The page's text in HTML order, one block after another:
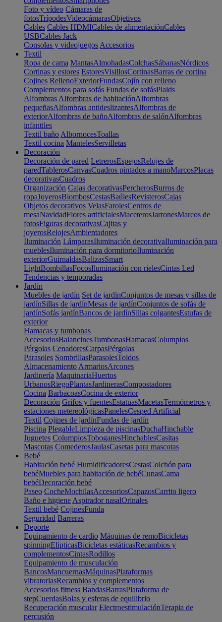
Foto y vídeo Cámaras de
fotosTrípodesVideocámarasObjetivos
Cables Cables HDMICables de alimentaciónCables
USBCables Jack
Consolas y videojuegos Accesorios
Textil
Ropa de cama MantasAlmohadasColchasSábanasNórdicos
Cortinas y estores EstoresVisillosCortinasBarras de cortina
Cojines RellenoExteriorFundasCojín con relleno
Complementos para sofás Fundas de sofásPlaids
Alfombras Alfombras de habitaciónAlfombras
pequeñasAlfombras antideslizantesAlfombras de
exteriorAlfombras de bañoAlfombras de salónAlfombras
infantiles
Textil baño AlbornocesToallas
Textil cocina MantelesServilletas
Decoración
Decoración de pared LetrerosEspejosRelojes de
paredTablerosCanvasCuadros pintados a manoMarcosPlacas
decorativasCuadros
Organización Cajas decorativasPercherosBurros de
ropaJoyerosBiombosCestasBaúlesRevisterosCajas
Objetos decorativos VelasFarolesCentros de
mesaNavidadFlores artificialesMaceterosJarronesMarcos de
fotosFiguras decorativasCajitas y
joyerosRelojesAmbientadores
Iluminación LámparasIluminación decorativaIluminación para
mueblesIluminación para dormitorioIluminación
exteriorGuirnaldasBalizasSmart
LightBombillasFocosIluminación con rielesCintas Led
Tendencias y temporadas
Jardín
Muebles de jardín Set de jardínConjuntos de mesas y sillas de
jardínSillas de jardínMesas de jardínConjuntos de sofás de
jardínSofás jardínBancos de jardínSillas colgantesEstufas de
exterior
Hamacas y tumbonas
AccesoriosBalancinesTumbonasHamacasColumpios
Pérgolas CenadoresCarpasPérgolas
Parasoles SombrillasParasolesToldos
Almacenamiento ArmariosArcones
Jardinería MaquinariaHuertos
UrbanosRiegoPlantasJardinerasCompostadores
Cocina BarbacoasCocina de exterior
Decoración Grifos y fuentesEstatuasMacetasTermómetros y
estaciones metereológicasPanelesCesped Artificial
Textil Cojines de jardínFundas de jardín
Piscina PlegableLimpieza de piscinasDuchaHinchable
Juguetes ColumpiosToboganesHinchablesCasitas
Mascotas ComederosJaulasCasetas para mascotas
Bebé
Habitación bebé HumidificadoresCestasColchón para
bebéMuebles para habitación de bebéCunasCama
bebéDecoración bebé
Paseo CocheMochilasAccesoriosCapazosCarrito ligero
Baño e higiene Aspirador nasalOrinales
Textil bebé CojinesFunda
Seguridad Barreras
Deporte
Equipamiento de cardio Máquinas de remoBicicletas
spinningElípticasBicicletas estáticasRecambios y
complementosCintasRodillos
Equipamiento de musculación
BancosMancuernasMáquinasPlataformas
vibratoriasRecambios y complementos
Accesorios fitness BandasBarrasPlataforma de
stepCuerdasBolas y esferas de equilibrio
Recuperación muscular ElectroestimulaciónTerapia de
percusión